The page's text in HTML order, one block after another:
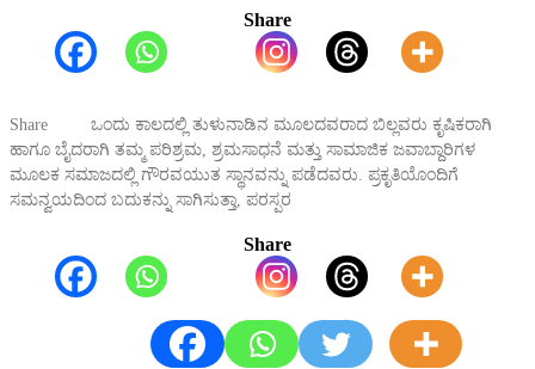
Share
Share ಒಂದು ಕಾಲದಲ್ಲಿ ತುಳುನಾಡಿನ ಮೂಲದವರಾದ ಬಿಲ್ಲವರು ಕೃಷಿಕರಾಗಿ
ಹಾಗೂ ಬೈದರಾಗಿ ತಮ್ಮ ಪರಿಶ್ರಮ, ಶ್ರಮಸಾಧನೆ ಮತ್ತು ಸಾಮಾಜಿಕ ಜವಾಬ್ದಾರಿಗಳ
ಮೂಲಕ ಸಮಾಜದಲ್ಲಿ ಗೌರವಯುತ ಸ್ಥಾನವನ್ನು ಪಡೆದವರು. ಪ್ರಕೃತಿಯೊಂದಿಗೆ
ಸಮನ್ವಯದಿಂದ ಬದುಕನ್ನು ಸಾಗಿಸುತ್ತಾ, ಪರಸ್ಪರ
Share